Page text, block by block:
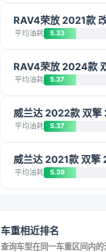
RAV4荣放 2021款
平均油耗 5.33
RAV4荣放 2024款
平均油耗 5.37
威兰达 2022款 双
平均油耗 5.37
威兰达 2021款 双擎
平均油耗 5.39
车重相近排名
查询车型在同一车重区间内的